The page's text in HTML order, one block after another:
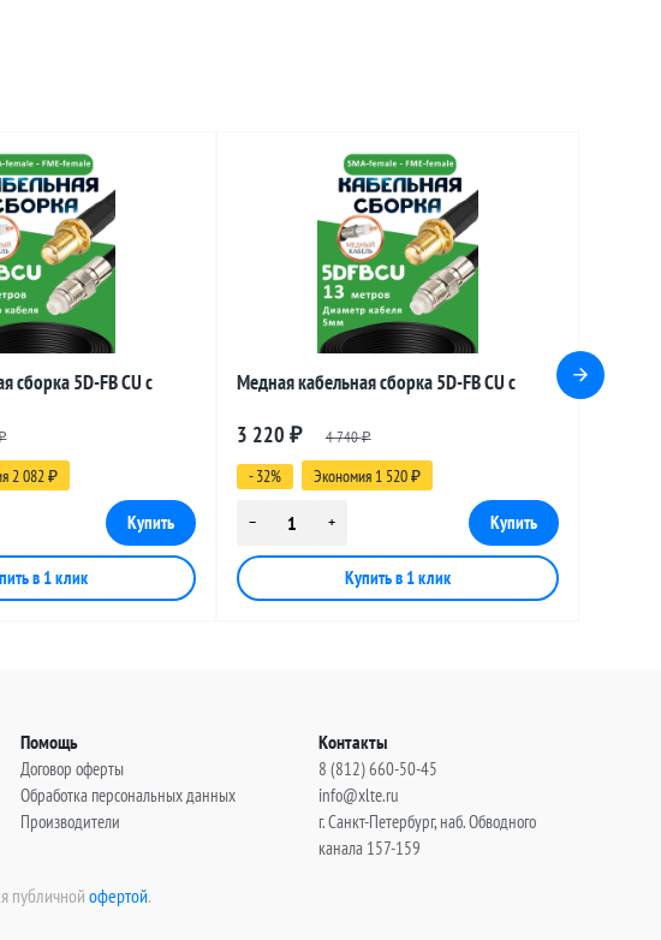
сборка 5D-FB CU с
2 082 ₽
Медная кабельная сборка 5D-FB CU с
метров
3 220 ₽ 4 740₽
- 32% Экономия 1 520 ₽
Помощь
Договор оферты
Обработка персональных данных
Производители
Контакты
8 (812) 660-50-45
info@xlte.ru
г. Санкт-Петербург, наб. Обводного
канала 157-159
публичной офертой.